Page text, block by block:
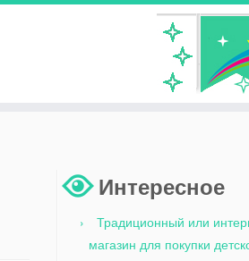
Интересное
Традиционный или
магазин для покупки